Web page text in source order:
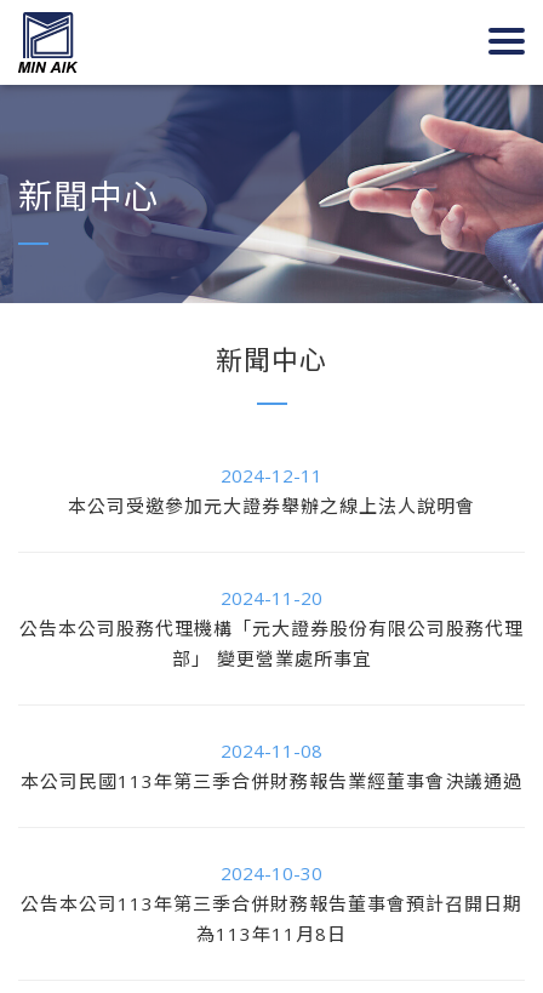
新聞中心
新聞中心
2024-12-11
本公司受邀參加元大證券舉辦之線上法人說明會
2024-11-20
公告本公司股務代理機構「元大證券股份有限公司股務代理
部」 變更營業處所事宜
2024-11-08
本公司民國113年第三季合併財務報告業經董事會決議通過
2024-10-30
公告本公司113年第三季合併財務報告董事會預計召開日期
為113年11月8日